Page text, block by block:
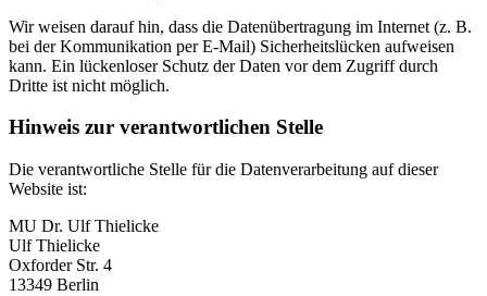
Wir weisen darauf hin, dass die Datenübertragung im Internet (z. B.
bei der Kommunikation per E-Mail) Sicherheitslücken aufweisen
kann. Ein lückenloser Schutz der Daten vor dem Zugriff durch
Dritte ist nicht möglich.
Hinweis zur verantwortlichen Stelle
Die verantwortliche Stelle für die Datenverarbeitung auf dieser
Website ist:
MU Dr. Ulf Thielicke
Ulf Thielicke
Oxforder Str. 4
13349 Berlin